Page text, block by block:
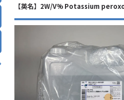
【英名】2W/V% Potassium